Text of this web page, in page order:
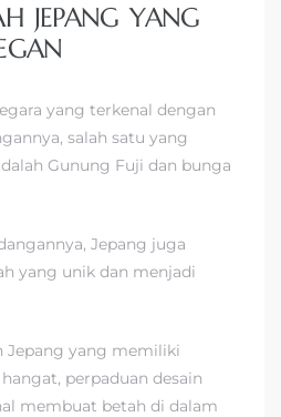
JEPANG YANG
yang terkenal dengan
salah satu yang
Gunung Fuji dan bunga
Jepang juga
yang unik dan menjadi
Jepang yang memiliki
perpaduan desain
membuat betah di dalam